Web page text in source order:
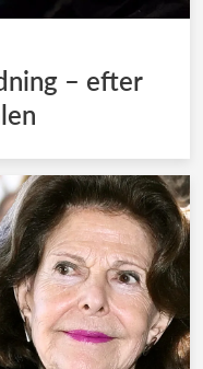
– efter